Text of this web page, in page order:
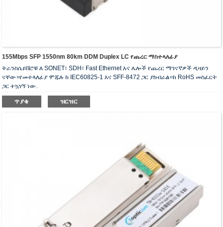
155Mbps SFP 1550nm 80km DDM Duplex LC የጨረር ማስተላለፊያ
ትራንስሴይቨሮቹ ለ SONET፣ SDH፣ Fast Ethernet እና ሌሎች የጨረር ማገናኛዎች ዲዛይን
ናቸው።የመተላለፊያ ሞጁሉ ከ IEC60825-1 እና SFF-8472 ጋር ያከብራል።ከ RoHS መስፈርት
ጋር ተኳሃኝ ነው.
ጥያቄ ዝርዝር